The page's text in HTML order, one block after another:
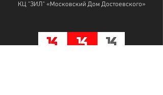
КЦ "ЗИЛ" «Московский Дом Достоевского»